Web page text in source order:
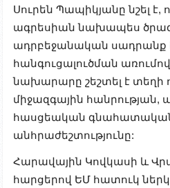
Սուրեն Պապիկյանը նշել է,
ագրեսիան նախապես
ադրբեջանական սադրանք
հանգուցալուծման
նախարարը շեշտել է տեղի
միջազգային հանրության,
հասցեական
անհրաժեշտությունը:
​Հարավային Կովկասի և
հարցերով ԵՄ հատուկ